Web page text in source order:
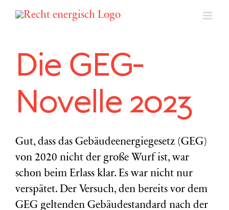
Die GEG-
Novelle 2023
Gut, dass das Gebäudeenergiegesetz (GEG)
von 2020 nicht der große Wurf ist, war
schon beim Erlass klar. Es war nicht nur
verspätet. Der Versuch, den bereits vor dem
GEG geltenden Gebäudestandard nach der